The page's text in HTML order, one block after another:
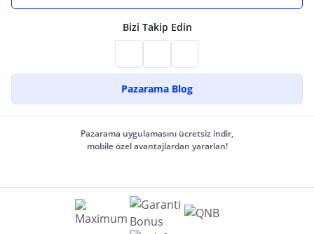
Bizi Takip Edin
Pazarama Blog
Pazarama uygulamasını ücretsiz indir,
mobile özel avantajlardan yararlan!